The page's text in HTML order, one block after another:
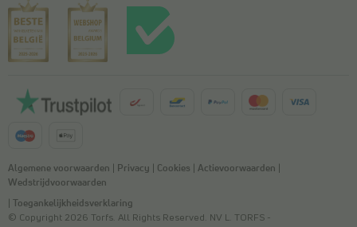
Algemene voorwaarden Privacy Cookies Actievoorwaarden
Wedstrijdvoorwaarden
Toegankelijkheidsverklaring
© Copyright 2026 Torfs. All Rights Reserved. NV L. TORFS -